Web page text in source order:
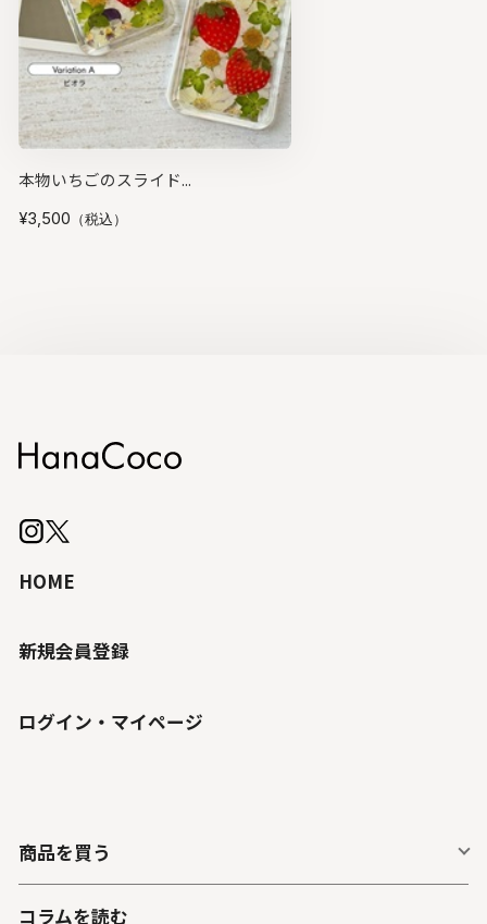
本物いちごのスライド...
¥3,500 （税込）
HOME
新規会員登録
ログイン・マイページ
商品を買う
コラムを読む